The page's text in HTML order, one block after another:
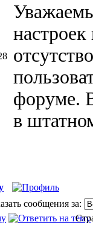
форуме.
в
сообщения за: